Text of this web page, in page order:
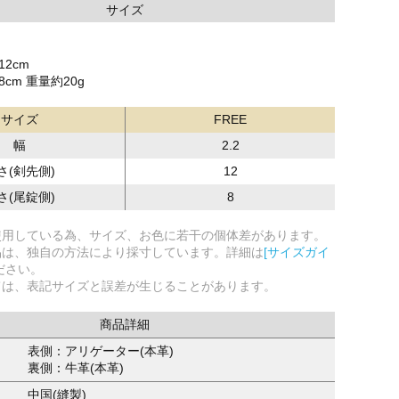
サイズ
重量約20g
サイズ
FREE
幅
2.2
(剣先側)
12
(尾錠側)
8
している為、サイズ、お色に若干の個体差があります。
、独自の方法により採寸しています。詳細は[サイズガイ
い。
、表記サイズと誤差が生じることがあります。
商品詳細
表側：アリゲーター(本革)
裏側：牛革(本革)
中国(縫製)